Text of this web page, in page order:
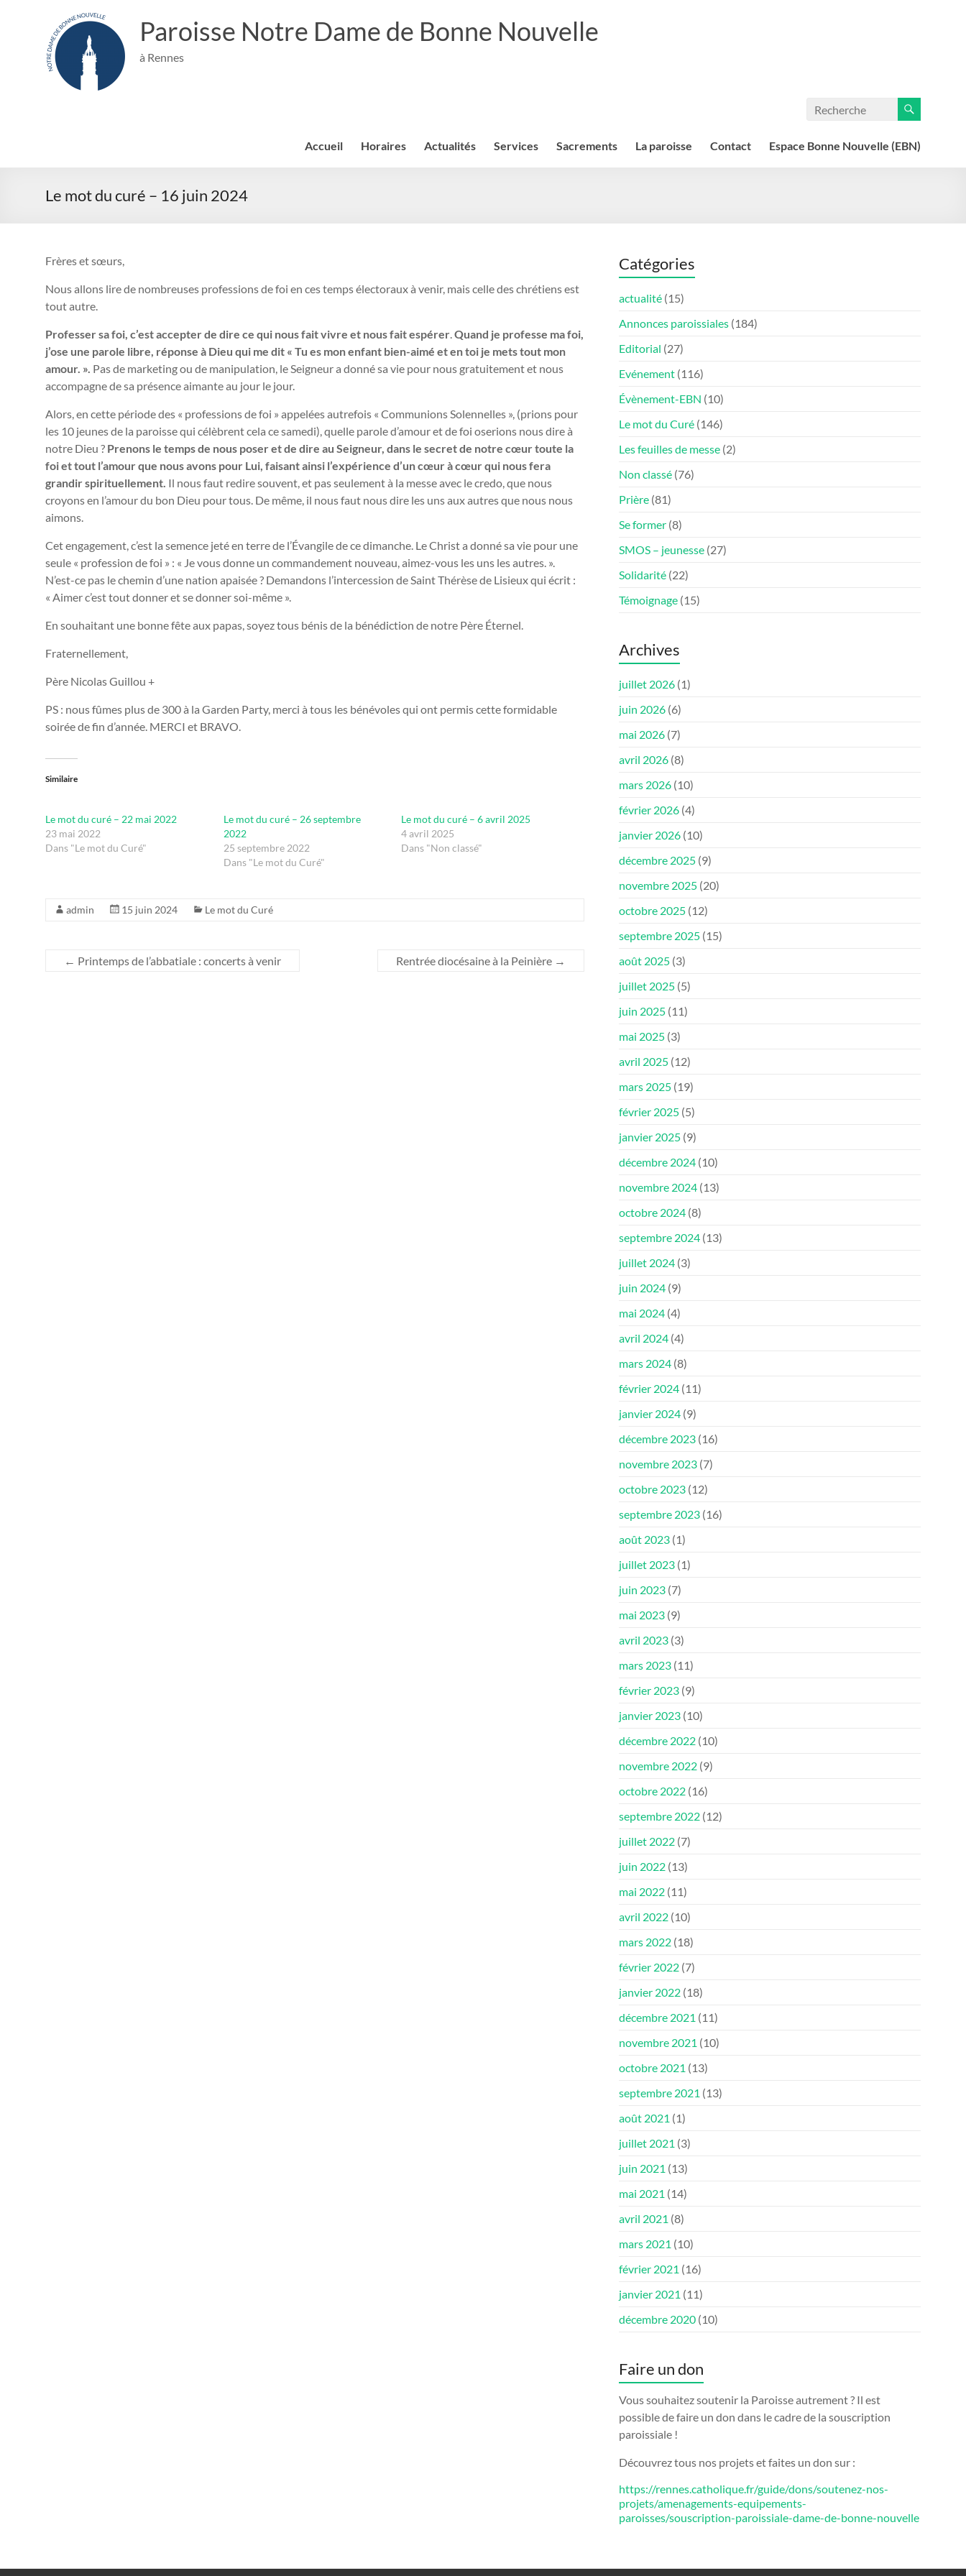
Paroisse Notre Dame de Bonne Nouvelle
à Rennes
Accueil Horaires Actualités Services Sacrements La paroisse Contact Espace Bonne Nouvelle (EBN)
Le mot du curé – 16 juin 2024
Frères et sœurs,
Nous allons lire de nombreuses professions de foi en ces temps électoraux à venir, mais celle des chrétiens est
tout autre.
Professer sa foi, c’est accepter de dire ce qui nous fait vivre et nous fait espérer.Quand je professe ma foi,
j’ose une parole libre, réponse à Dieu qui me dit « Tu es mon enfant bien-aimé et en toi je mets tout mon
amour. ». Pas de marketing ou de manipulation, le Seigneur a donné sa vie pour nous gratuitement et nous
accompagne de sa présence aimante au jour le jour.
Alors, en cette période des « professions de foi » appelées autrefois « Communions Solennelles », (prions pour
les 10 jeunes de la paroisse qui célèbrent cela ce samedi), quelle parole d’amour et de foi oserions nous dire à
notre Dieu ? Prenons le temps de nous poser et de dire au Seigneur, dans le secret de notre cœur toute la
foi et tout l’amour que nous avons pour Lui, faisant ainsi l’expérience d’un cœur à cœur qui nous fera
grandir spirituellement. Il nous faut redire souvent, et pas seulement à la messe avec le credo, que nous
croyons en l’amour du bon Dieu pour tous. De même, il nous faut nous dire les uns aux autres que nous nous
aimons.
Cet engagement, c’est la semence jeté en terre de l’Évangile de ce dimanche. Le Christ a donné sa vie pour une
seule « profession de foi » : « Je vous donne un commandement nouveau, aimez-vous les uns les autres. ».
N’est-ce pas le chemin d’une nation apaisée ? Demandons l’intercession de Saint Thérèse de Lisieux qui écrit :
« Aimer c’est tout donner et se donner soi-même ».
En souhaitant une bonne fête aux papas, soyez tous bénis de la bénédiction de notre Père Éternel.
Fraternellement,
Père Nicolas Guillou +
PS : nous fûmes plus de 300 à la Garden Party, merci à tous les bénévoles qui ont permis cette formidable
soirée de fin d’année. MERCI et BRAVO.
Similaire
Le mot du curé – 22 mai 2022
23 mai 2022
Dans "Le mot du Curé"
Le mot du curé – 26 septembre
2022
25 septembre 2022
Dans "Le mot du Curé"
Le mot du curé – 6 avril 2025
4 avril 2025
Dans "Non classé"
admin 15 juin 2024 Le mot du Curé
← Printemps de l’abbatiale : concerts à venir Rentrée diocésaine à la Peinière →
Catégories
actualité (15)
Annonces paroissiales (184)
Editorial (27)
Evénement (116)
Évènement-EBN (10)
Le mot du Curé (146)
Les feuilles de messe (2)
Non classé (76)
Prière (81)
Se former (8)
SMOS – jeunesse (27)
Solidarité (22)
Témoignage (15)
Archives
juillet 2026 (1)
juin 2026 (6)
mai 2026 (7)
avril 2026 (8)
mars 2026 (10)
février 2026 (4)
janvier 2026 (10)
décembre 2025 (9)
novembre 2025 (20)
octobre 2025 (12)
septembre 2025 (15)
août 2025 (3)
juillet 2025 (5)
juin 2025 (11)
mai 2025 (3)
avril 2025 (12)
mars 2025 (19)
février 2025 (5)
janvier 2025 (9)
décembre 2024 (10)
novembre 2024 (13)
octobre 2024 (8)
septembre 2024 (13)
juillet 2024 (3)
juin 2024 (9)
mai 2024 (4)
avril 2024 (4)
mars 2024 (8)
février 2024 (11)
janvier 2024 (9)
décembre 2023 (16)
novembre 2023 (7)
octobre 2023 (12)
septembre 2023 (16)
août 2023 (1)
juillet 2023 (1)
juin 2023 (7)
mai 2023 (9)
avril 2023 (3)
mars 2023 (11)
février 2023 (9)
janvier 2023 (10)
décembre 2022 (10)
novembre 2022 (9)
octobre 2022 (16)
septembre 2022 (12)
juillet 2022 (7)
juin 2022 (13)
mai 2022 (11)
avril 2022 (10)
mars 2022 (18)
février 2022 (7)
janvier 2022 (18)
décembre 2021 (11)
novembre 2021 (10)
octobre 2021 (13)
septembre 2021 (13)
août 2021 (1)
juillet 2021 (3)
juin 2021 (13)
mai 2021 (14)
avril 2021 (8)
mars 2021 (10)
février 2021 (16)
janvier 2021 (11)
décembre 2020 (10)
Faire un don
Vous souhaitez soutenir la Paroisse autrement ? Il est
possible de faire un don dans le cadre de la souscription
paroissiale !
Découvrez tous nos projets et faites un don sur :
https://rennes.catholique.fr/guide/dons/soutenez-nos-
projets/amenagements-equipements-
paroisses/souscription-paroissiale-dame-de-bonne-nouvelle